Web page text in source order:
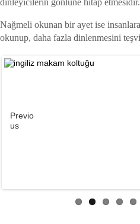
dinleyicilerin gönlüne hitap etmesidir.
Nağmeli okunan bir ayet ise
okunup, daha fazla dinlenmesini
Previo
us